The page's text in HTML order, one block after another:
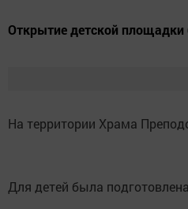
Открытие детской площадки
На территории Храма
Для детей была